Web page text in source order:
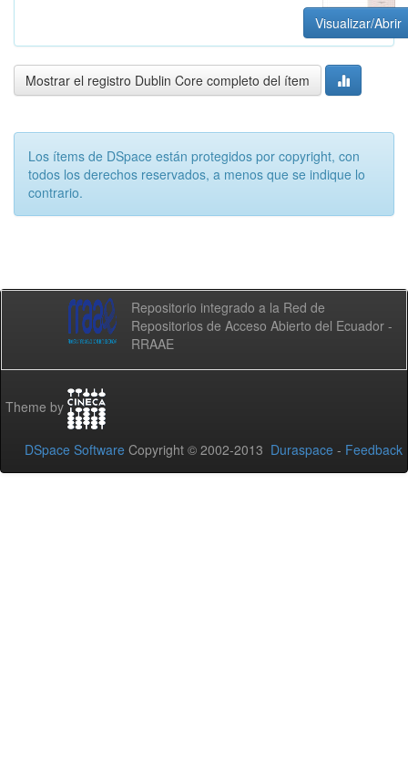
Visualizar/Abrir
Mostrar el registro Dublin Core completo del ítem
Los ítems de DSpace están protegidos por copyright, con
todos los derechos reservados, a menos que se indique lo
contrario.
Repositorio integrado a la Red de
Repositorios de Acceso Abierto del Ecuador -
RRAAE
Theme by
DSpace Software Copyright © 2002-2013 Duraspace - Feedback